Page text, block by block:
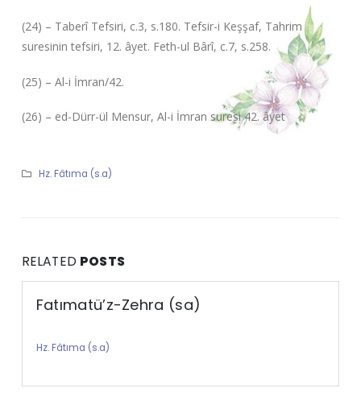
(24) – Taberî Tefsiri, c.3, s.180. Tefsir-i Keşşaf, Tahrim
suresinin tefsiri, 12. âyet. Feth-ul Bârî, c.7, s.258.
(25) – Al-i İmran/42.
(26) – ed-Dürr-ül Mensur, Al-i İmran suresi 42. âyet
Hz. Fâtıma (s.a)
RELATED POSTS
Fatımatü’z-Zehra (sa)
Hz. Fâtıma (s.a)